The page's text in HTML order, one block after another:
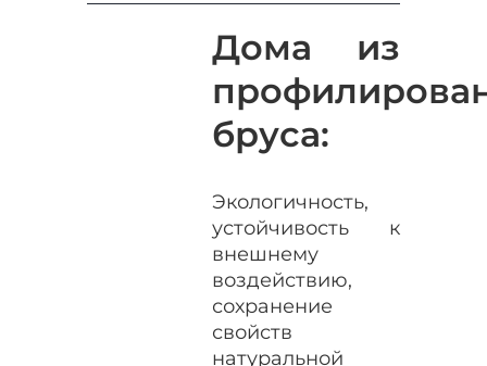
Дома из
бруса:
Экологичность,
устойчивость к
внешнему
воздействию,
сохранение
свойств
натуральной